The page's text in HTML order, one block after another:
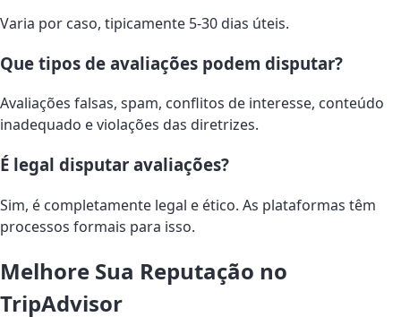
Varia por caso, tipicamente 5-30 dias úteis.
Que tipos de avaliações podem disputar?
Avaliações falsas, spam, conflitos de interesse, conteúdo
inadequado e violações das diretrizes.
É legal disputar avaliações?
Sim, é completamente legal e ético. As plataformas têm
processos formais para isso.
Melhore Sua Reputação no
TripAdvisor